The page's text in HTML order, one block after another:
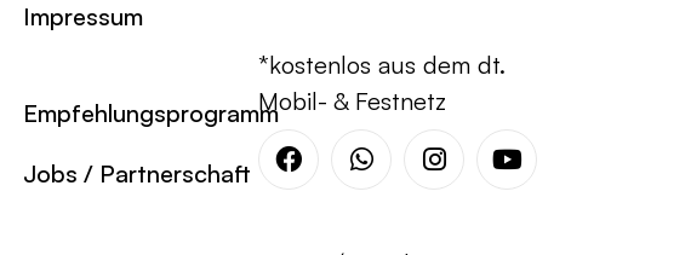
Impressum
Empfehlungsprogramm
Jobs / Partnerschaft
*kostenlos aus dem dt.
Mobil- & Festnetz
FacebookWhatsappInstagramYoutube